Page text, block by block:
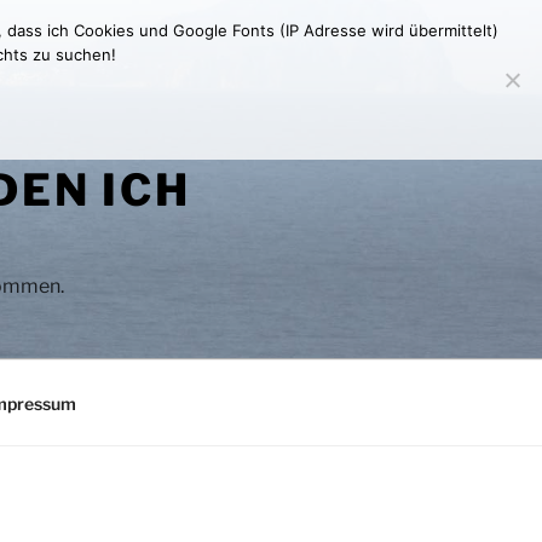
ICH
ich Cookies und Google Fonts (IP Adresse wird übermittelt)
zu suchen!